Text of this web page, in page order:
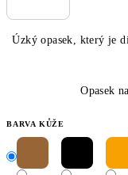
Úzký opasek, který je
Opasek
BARVA KŮŽE